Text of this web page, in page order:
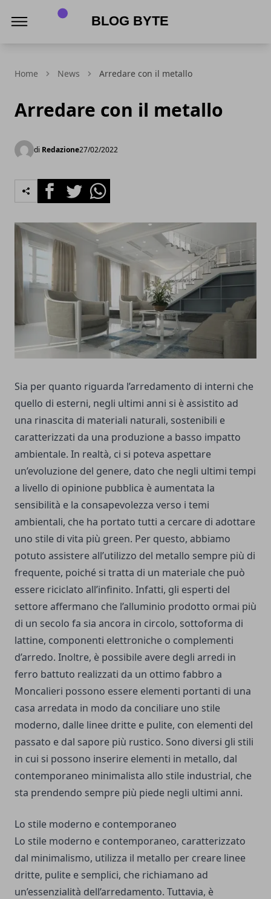
Home News Arredare con il metallo
Arredare con il metallo
di Redazione27/02/2022
FacebookTwitterWhatsapp
Sia per quanto riguarda l’arredamento di interni che
quello di esterni, negli ultimi anni si è assistito ad
una rinascita di materiali naturali, sostenibili e
caratterizzati da una produzione a basso impatto
ambientale. In realtà, ci si poteva aspettare
un’evoluzione del genere, dato che negli ultimi tempi
a livello di opinione pubblica è aumentata la
sensibilità e la consapevolezza verso i temi
ambientali, che ha portato tutti a cercare di adottare
uno stile di vita più green. Per questo, abbiamo
potuto assistere all’utilizzo del metallo sempre più di
frequente, poiché si tratta di un materiale che può
essere riciclato all’infinito. Infatti, gli esperti del
settore affermano che l’alluminio prodotto ormai più
di un secolo fa sia ancora in circolo, sottoforma di
lattine, componenti elettroniche o complementi
d’arredo. Inoltre, è possibile avere degli arredi in
ferro battuto realizzati da un ottimo fabbro a
Moncalieri possono essere elementi portanti di una
casa arredata in modo da conciliare uno stile
moderno, dalle linee dritte e pulite, con elementi del
passato e dal sapore più rustico. Sono diversi gli stili
in cui si possono inserire elementi in metallo, dal
contemporaneo minimalista allo stile industrial, che
sta prendendo sempre più piede negli ultimi anni.
Lo stile moderno e contemporaneo
Lo stile moderno e contemporaneo, caratterizzato
dal minimalismo, utilizza il metallo per creare linee
dritte, pulite e semplici, che richiamano ad
un’essenzialità dell’arredamento. Tuttavia, è